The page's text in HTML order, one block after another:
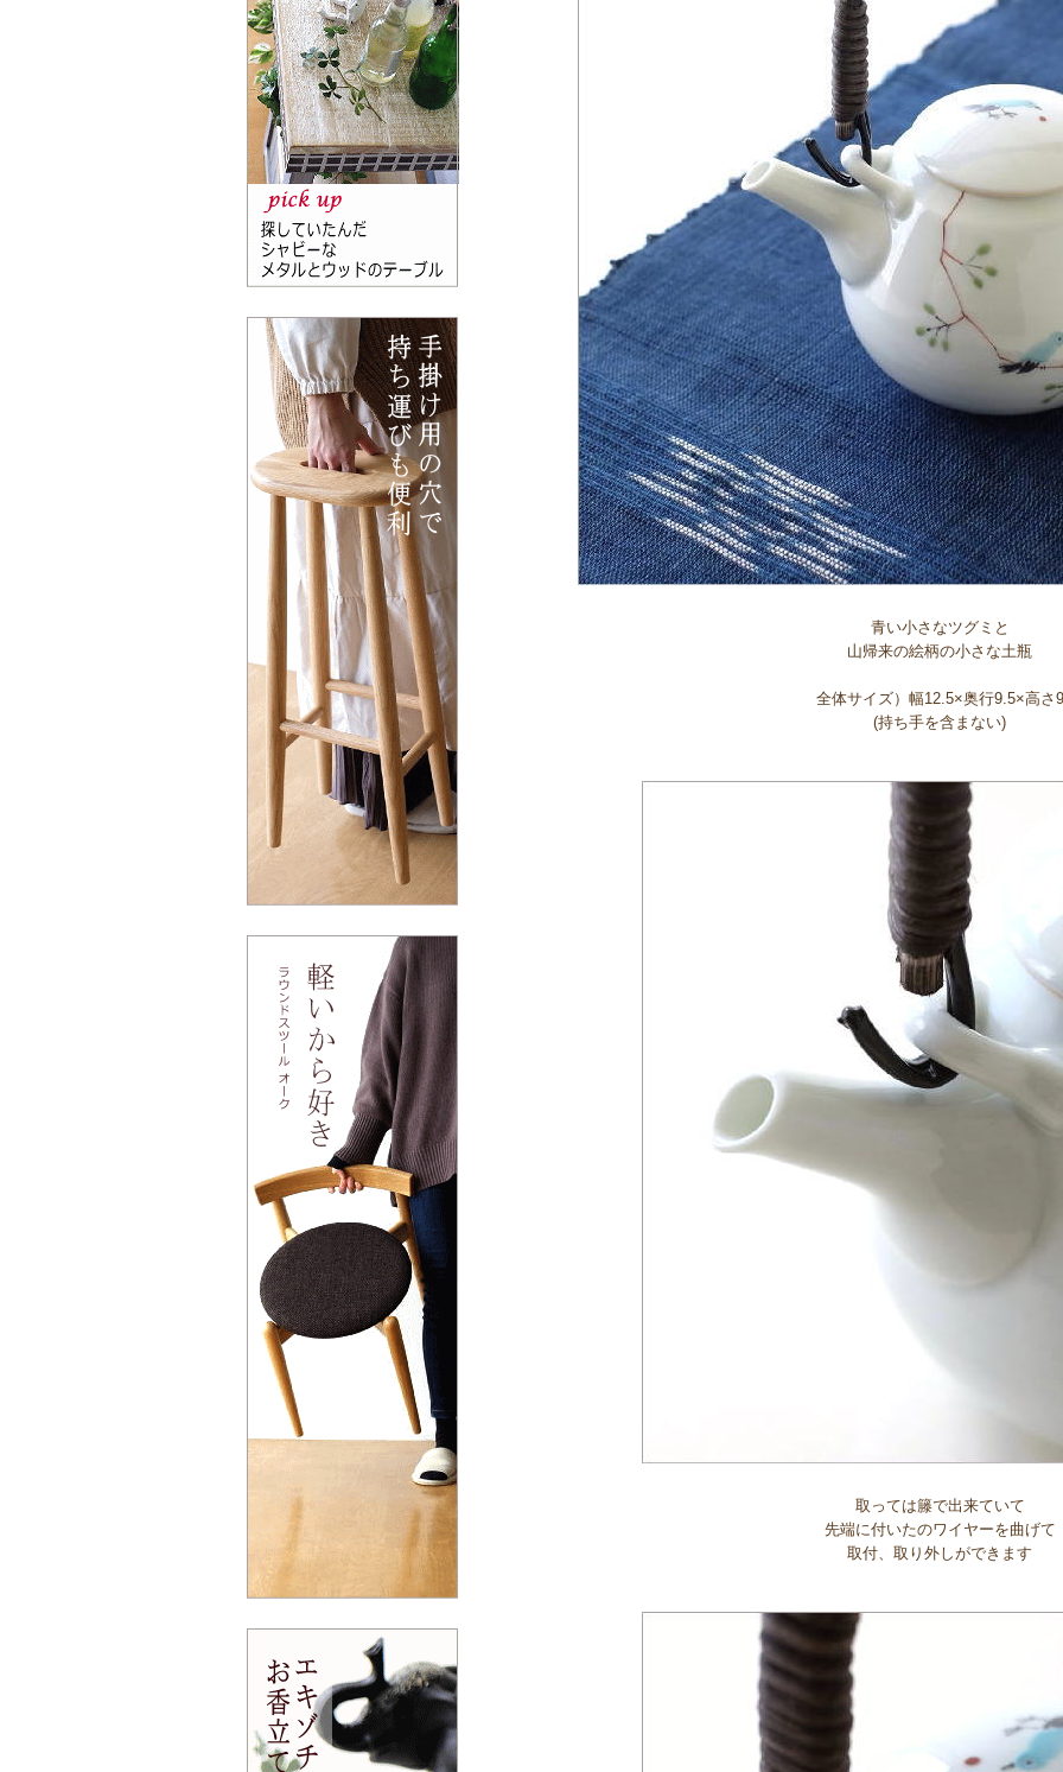
青い小さなツグミと
山帰来の絵柄の小さな土瓶
全体サイズ）幅12.5×奥行9.5×高さ9
(持ち手を含まない)
取っては籐で出来ていて
先端に付いたのワイヤーを曲げて
取付、取り外しができます